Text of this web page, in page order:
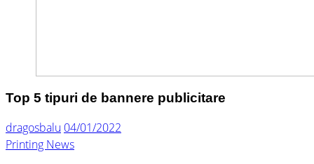
Top 5 tipuri de bannere publicitare
dragosbalu 04/01/2022
Printing News